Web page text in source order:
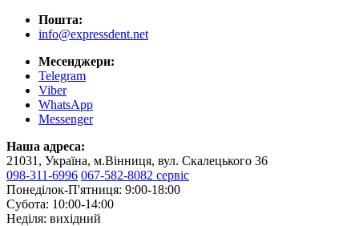
Пошта:
info@expressdent.net
Месенджери:
Telegram
Viber
WhatsApp
Messenger
Наша адреса:
21031, Україна, м.Вінниця, вул. Скалецького 36
098-311-6996 067-582-8082 сервіс
Понеділок-П'ятниця: 9:00-18:00
Субота: 10:00-14:00
Неділя: вихідний